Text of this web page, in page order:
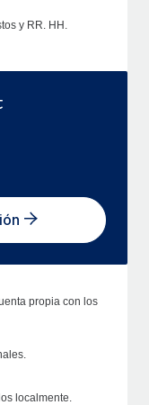
y RR. HH.
propia con los
localmente.